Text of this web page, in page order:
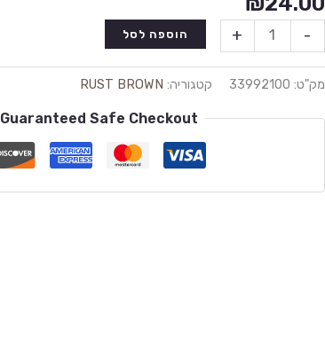
-
+ הוספה לסל
מק"ט: 33992100 קטגוריה: RUST BROWN
Guaranteed Safe Checkout